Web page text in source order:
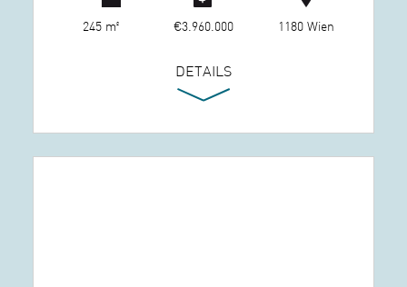
245 m² €3.960.000 1180 Wien
DETAILS